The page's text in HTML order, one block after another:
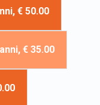
€ 50.00
€ 35.00